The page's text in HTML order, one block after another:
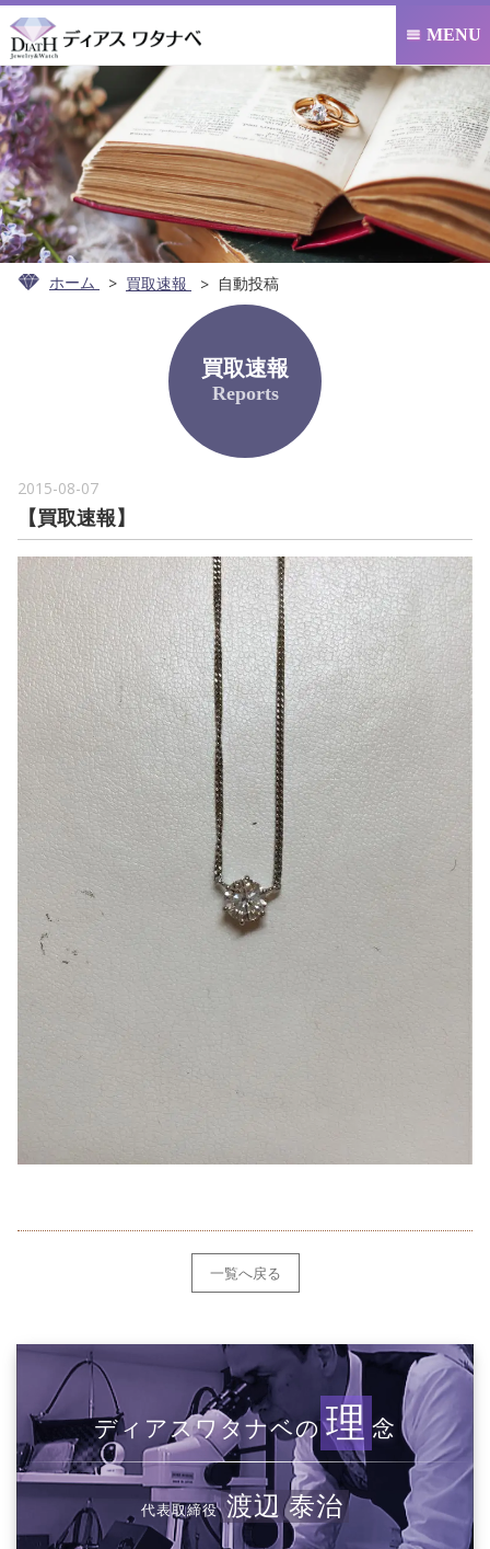
 MENU
ホーム 買取速報 自動投稿
買取速報
Reports
2015-08-07
【買取速報】
一覧へ戻る
ディアスワタナベの 理 念
代表取締役 渡辺 泰治